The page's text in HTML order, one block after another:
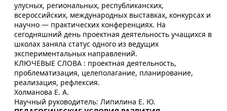
улусных, региональных, республиканских,
всероссийских, международных выставках, конкурсах и
научно — практических конференциях. На
сегодняшний день проектная деятельность учащихся в
школах заняла статус одного из ведущих
экспериментальных направлений.
КЛЮЧЕВЫЕ СЛОВА : проектная деятельность,
проблематизация, целеполагание, планирование,
реализация, рефлексия.
Холманова Е. А.
Научный руководитель: Липилина Е. Ю.